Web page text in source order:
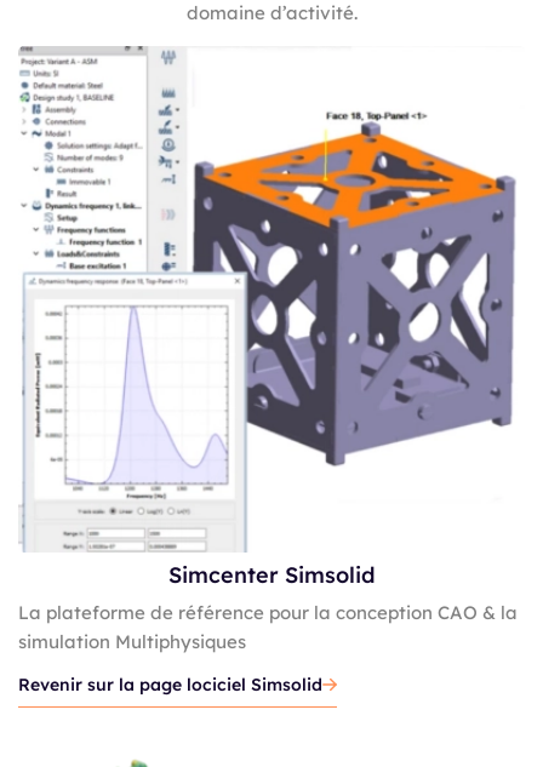
domaine d’activité.
Simcenter Simsolid
La plateforme de référence pour la conception CAO & la
simulation Multiphysiques
Revenir sur la page lociciel Simsolid